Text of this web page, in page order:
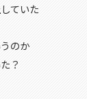
ていた
のか
？